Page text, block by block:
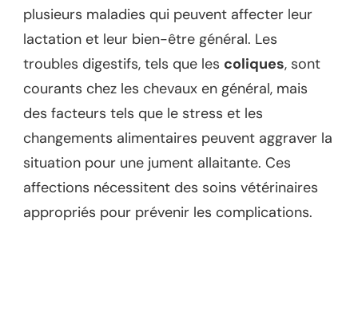
plusieurs maladies qui peuvent affecter leur
lactation et leur bien-être général. Les
troubles digestifs, tels que les coliques, sont
courants chez les chevaux en général, mais
des facteurs tels que le stress et les
changements alimentaires peuvent aggraver la
situation pour une jument allaitante. Ces
affections nécessitent des soins vétérinaires
appropriés pour prévenir les complications.